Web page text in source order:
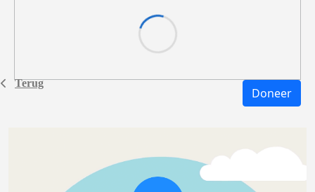
Terug
Doneer